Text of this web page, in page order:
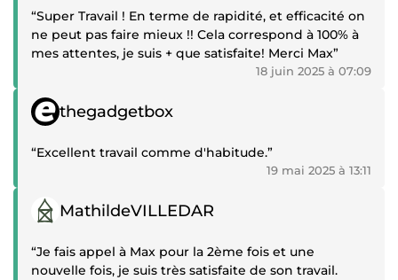
“Super Travail ! En terme de rapidité, et efficacité on
ne peut pas faire mieux !! Cela correspond à 100% à
mes attentes, je suis + que satisfaite! Merci Max”
18 juin 2025 à 07:09
Témoignage positif
thegadgetbox
“Excellent travail comme d'habitude.”
19 mai 2025 à 13:11
Témoignage positif
MathildeVILLEDAR
“Je fais appel à Max pour la 2ème fois et une
nouvelle fois, je suis très satisfaite de son travail.